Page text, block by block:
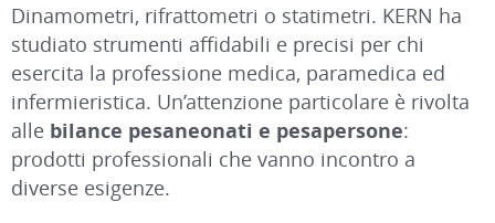
Dinamometri, rifrattometri o statimetri. KERN ha
studiato strumenti affidabili e precisi per chi
esercita la professione medica, paramedica ed
infermieristica. Un’attenzione particolare è rivolta
alle bilance pesaneonati e pesapersone:
prodotti professionali che vanno incontro a
diverse esigenze.